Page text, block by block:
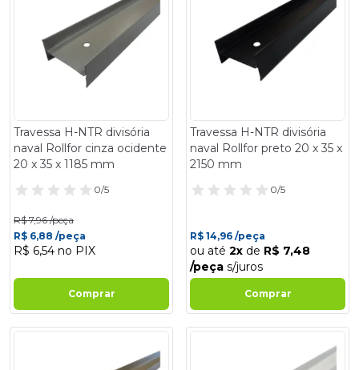
Travessa H-NTR divisória
naval Rollfor cinza ocidente
20 x 35 x 1185 mm
0/5
R$ 7,96 /peça
R$ 6,88 /peça
R$ 6,54 no PIX
Comprar
Travessa H-NTR divisória
naval Rollfor preto 20 x 35 x
2150 mm
0/5
R$ 14,96 /peça
ou até 2x de R$ 7,48
/peça s/juros
Comprar